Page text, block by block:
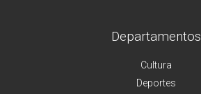
Departamentos
Cultura
Deportes